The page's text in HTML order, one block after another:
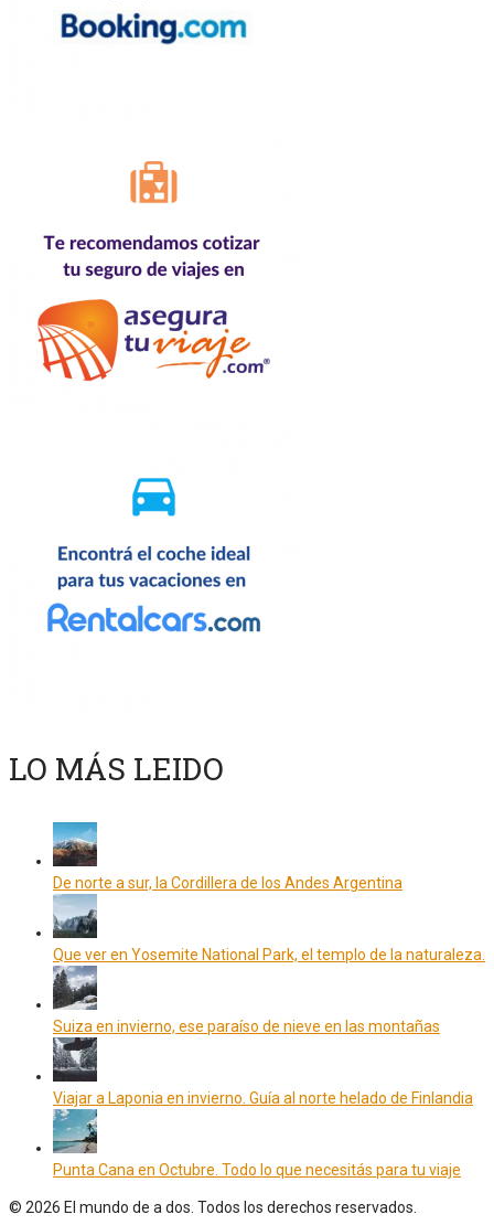
LO MÁS LEIDO
De norte a sur, la Cordillera de los Andes Argentina
Que ver en Yosemite National Park, el templo de la naturaleza.
Suiza en invierno, ese paraíso de nieve en las montañas
Viajar a Laponia en invierno. Guía al norte helado de Finlandia
Punta Cana en Octubre. Todo lo que necesitás para tu viaje
© 2026 El mundo de a dos. Todos los derechos reservados.